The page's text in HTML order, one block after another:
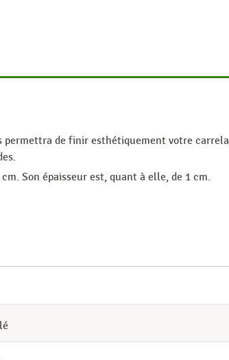
permettra de finir esthétiquement votre
Son épaisseur est, quant à elle, de 1 cm.